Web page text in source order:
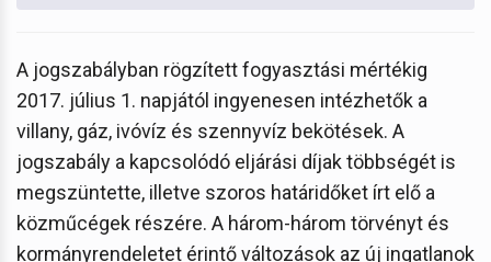
A jogszabályban rögzített fogyasztási mértékig
2017. július 1. napjától ingyenesen intézhetők a
villany, gáz, ivóvíz és szennyvíz bekötések. A
jogszabály a kapcsolódó eljárási díjak többségét is
megszüntette, illetve szoros határidőket írt elő a
közműcégek részére. A három-három törvényt és
kormányrendeletet érintő változások az új ingatlanok